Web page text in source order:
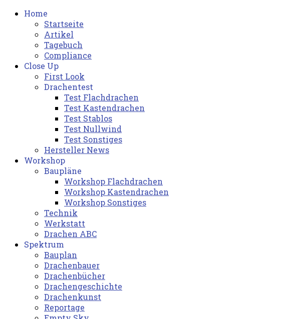
Home
Startseite
Artikel
Tagebuch
Compliance
Close Up
First Look
Drachentest
Test Flachdrachen
Test Kastendrachen
Test Stablos
Test Nullwind
Test Sonstiges
Hersteller News
Workshop
Baupläne
Workshop Flachdrachen
Workshop Kastendrachen
Workshop Sonstiges
Technik
Werkstatt
Drachen ABC
Spektrum
Bauplan
Drachenbauer
Drachenbücher
Drachengeschichte
Drachenkunst
Reportage